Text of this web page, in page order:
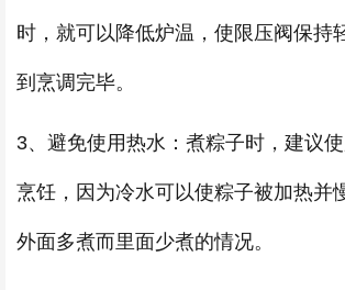
时，就可以降低炉温，使限压阀保持
到烹调完毕。
3、避免使用热水：煮粽子时，建议
烹饪，因为冷水可以使粽子被加热并
外面多煮而里面少煮的情况。